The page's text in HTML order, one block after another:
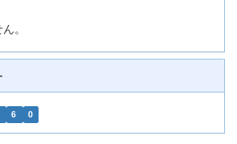
。
6 0